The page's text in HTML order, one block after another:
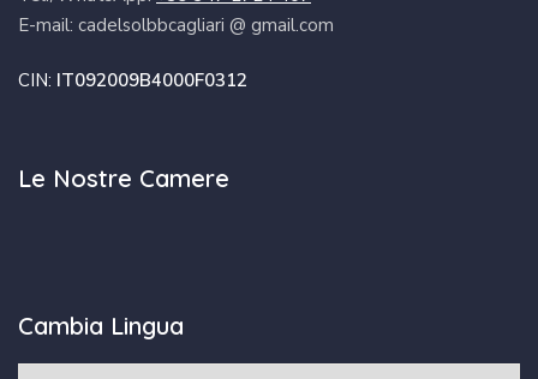
E-mail: cadelsolbbcagliari @ gmail.com
CIN: IT092009B4000F0312
Le Nostre Camere
Cambia Lingua